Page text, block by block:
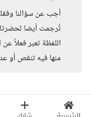
أجب عن سؤالنا وفقك
تُرجمت أيضا
اللفظة تعبر فعلاً
منها فيه تنقص أو